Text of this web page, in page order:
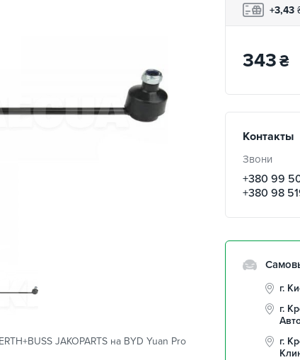
JAKOPARTS на BYD Yuan Pro
+3,43
343₴
Контакты
Звони
+380 99
+380 98
г.
г.
г.